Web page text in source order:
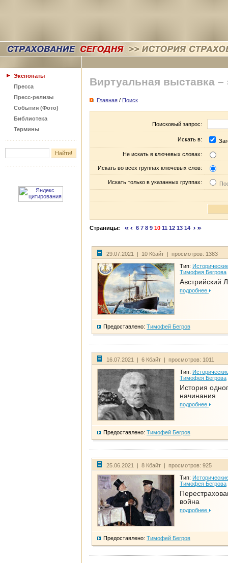
Экспонаты
Пресса
Пресс-релизы
События (Фото)
Библиотека
Термины
Виртуальная выставка –
Главная / Поиск
Поисковый запрос:
Искать в:
Не искать в ключевых словах:
Искать во всех группах ключевых слов:
Искать только в указанных группах:
Страницы: 6 7 8 9 10 11 12 13 14
29.07.2021 | 10 Кбайт | просмотров: 1383
Тип:
Тимофея Бегрова
Австрийский
подробнее
Предоставлено: Тимофей Бегров
16.07.2021 | 6 Кбайт | просмотров: 1011
Тип:
Тимофея Бегрова
История
начинания
подробнее
Предоставлено: Тимофей Бегров
25.06.2021 | 8 Кбайт | просмотров: 925
Тип:
Тимофея Бегрова
война
подробнее
Предоставлено: Тимофей Бегров